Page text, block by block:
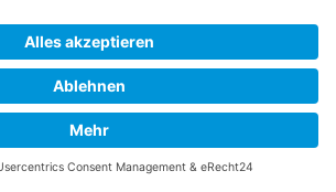
WORKSHOP, TRAINING